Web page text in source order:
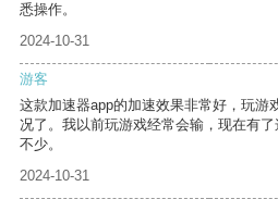
悉操作。
2024-10-31
游客
这款加速器app的加速效果非常好，玩游
况了。我以前玩游戏经常会输，现在有
不少。
2024-10-31